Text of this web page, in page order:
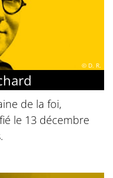
© D. R.
de la foi,
le 13 décembre